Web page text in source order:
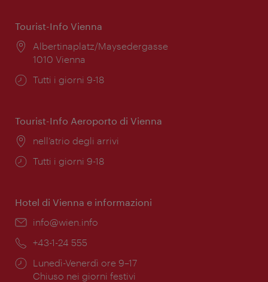
Tourist-Info Vienna
Posizione:
Albertinaplatz/Maysedergasse
1010 Vienna
Orari
Tutti i giorni 9-18
Tourist-Info Aeroporto di Vienna
Posizione:
nell’atrio degli arrivi
Orari
Tutti i giorni 9-18
Hotel di Vienna e informazioni
Email:
info@wien.info
Telefono:
+43-1-24 555
Orari
di
Lunedì-Venerdì ore 9–17
Chiuso nei giorni festivi